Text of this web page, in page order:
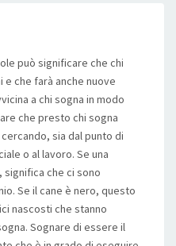
può significare che chi
e che farà anche nuove
a chi sogna in modo
che presto chi sogna
sia dal punto di
o al lavoro. Se una
che ci sono
Se il cane è nero, questo
nascosti che stanno
Sognare di essere il